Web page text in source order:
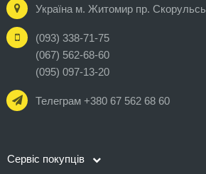
Україна м. Житомир пр.
(093) 338-71-75
(067) 562-68-60
(095) 097-13-20
Телеграм +380 67 562 68 60
Сервіс покупців